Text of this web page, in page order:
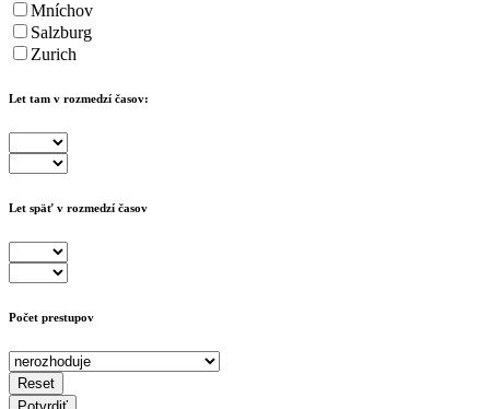
Mníchov
Salzburg
Zurich
Let tam v rozmedzí časov:
Let späť v rozmedzí časov
Počet prestupov
Reset